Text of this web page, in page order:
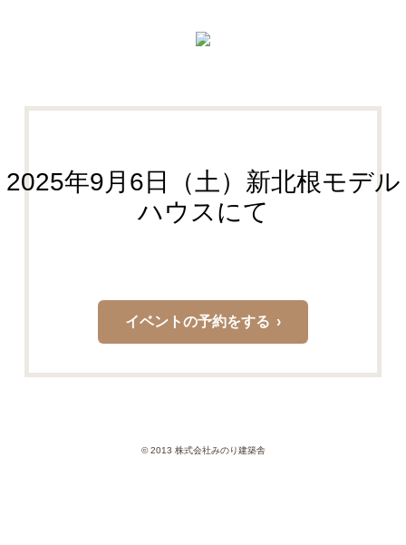
2025年9月6日（土）新北根モデル
ハウスにて
イベントの予約をする ›
© 2013 株式会社みのり建築舎